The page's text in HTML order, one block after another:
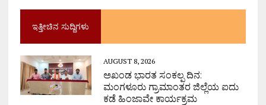
ಇತ್ತೀಚಿನ ಸುದ್ದಿಗಳು
AUGUST 8, 2026
ಅಖಂಡ ಭಾರತ ಸಂಕಲ್ಪ ದಿನ:
ಮಂಗಳೂರು ಗ್ರಾಮಾಂತರ ಜಿಲ್ಲೆಯ ಐದು
ಕಡೆ ಹಿಂಜಾವೇ ಕಾರ್ಯಕ್ರಮ